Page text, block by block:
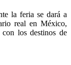
la feria se dará a
real en México,
los destinos de